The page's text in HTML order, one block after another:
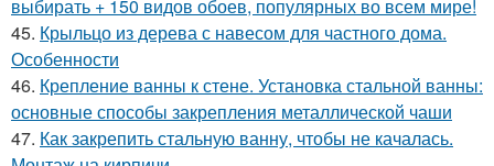
выбирать + 150 видов обоев, популярных во всем мире!
45. Крыльцо из дерева с навесом для частного дома.
Особенности
46. Крепление ванны к стене. Установка стальной ванны:
основные способы закрепления металлической чаши
47. Как закрепить стальную ванну, чтобы не качалась.